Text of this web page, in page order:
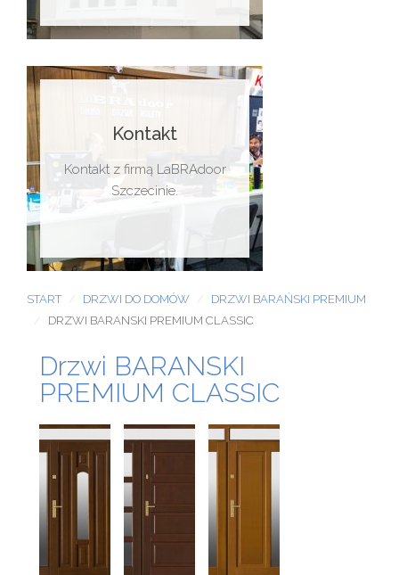
Kontakt
Kontakt z firmą LaBRAdoor
Szczecinie.
START DRZWI DO DOMÓW
DRZWI BARAŃSKI PREMIUM
DRZWI BARANSKI PREMIUM CLASSIC
Drzwi BARANSKI
PREMIUM CLASSIC